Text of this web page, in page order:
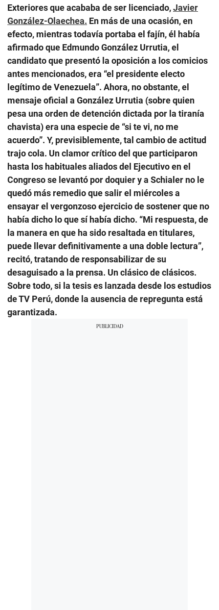
Exteriores que acababa de ser licenciado,Javier
González-Olaechea. En más de una ocasión, en
efecto, mientras todavía portaba el fajín, él había
afirmado que Edmundo González Urrutia, el
candidato que presentó la oposición a los comicios
antes mencionados, era “el presidente electo
legítimo de Venezuela”. Ahora, no obstante, el
mensaje oficial a González Urrutia (sobre quien
pesa una orden de detención dictada por la tiranía
chavista) era una especie de “si te vi, no me
acuerdo”. Y, previsiblemente, tal cambio de actitud
trajo cola. Un clamor crítico del que participaron
hasta los habituales aliados del Ejecutivo en el
Congreso se levantó por doquier y a Schialer no le
quedó más remedio que salir el miércoles a
ensayar el vergonzoso ejercicio de sostener que no
había dicho lo que sí había dicho. “Mi respuesta, de
la manera en que ha sido resaltada en titulares,
puede llevar definitivamente a una doble lectura”,
recitó, tratando de responsabilizar de su
desaguisado a la prensa. Un clásico de clásicos.
Sobre todo, si la tesis es lanzada desde los estudios
de TV Perú, donde la ausencia de repregunta está
garantizada.